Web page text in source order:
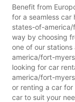
Benefit from
for a seamless
states-of-
way by choosing
one of our
america/fort-
looking for car
america/fort-
or renting a car
car to suit your